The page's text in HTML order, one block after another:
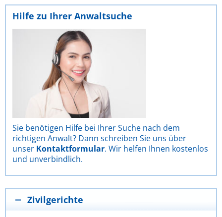
Hilfe zu Ihrer Anwaltsuche
Sie benötigen Hilfe bei Ihrer Suche nach dem
richtigen Anwalt? Dann schreiben Sie uns über
unser Kontaktformular. Wir helfen Ihnen kostenlos
und unverbindlich.
Zivilgerichte